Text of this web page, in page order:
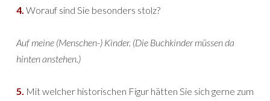
4. Worauf sind Sie besonders stolz?
Auf meine (Menschen-) Kinder. (Die Buchkinder müssen da
hinten anstehen.)
5. Mit welcher historischen Figur hätten Sie sich gerne zum